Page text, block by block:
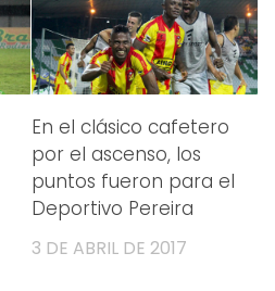
En el clásico cafetero
por el ascenso, los
puntos fueron para el
Deportivo Pereira
3 DE ABRIL DE 2017